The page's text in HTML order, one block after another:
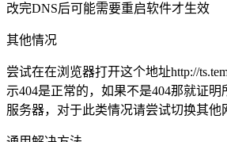
改完DNS后可能需要重启软件才生效
其他情况
尝试在在浏览器打开这个地址http://
示404是正常的，如果不是404那就证明
服务器，对于此类情况请尝试切换其他